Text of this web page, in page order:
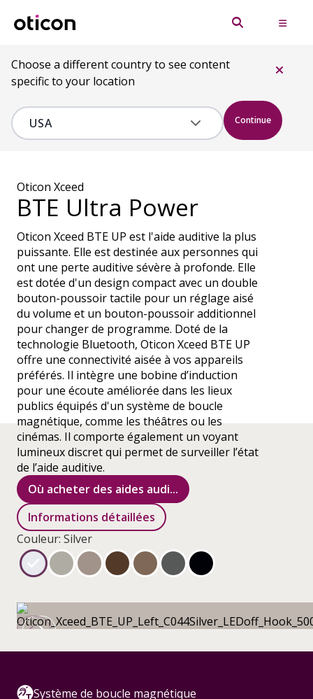
Choose a different country to see content
specific to your location
Continue
Oticon Xceed
BTE Ultra Power
Oticon Xceed BTE UP est l'aide auditive la plus
puissante. Elle est destinée aux personnes qui
ont une perte auditive sévère à profonde. Elle
est dotée d'un design compact avec un double
bouton-poussoir tactile pour un réglage aisé
du volume et un bouton-poussoir additionnel
pour changer de programme. Doté de la
technologie Bluetooth, Oticon Xceed BTE UP
offre une connectivité aisée à vos appareils
préférés. Il intègre une bobine d’induction
pour une écoute améliorée dans les lieux
publics équipés d'un système de boucle
magnétique, comme les théâtres ou les
cinémas. Il comporte également un voyant
lumineux discret qui permet de surveiller l’état
de l’aide auditive.
Où acheter des aides audi...
Informations détaillées
Couleur: Silver
Système de boucle magnétique